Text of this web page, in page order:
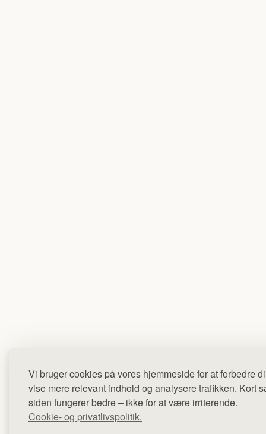
Vi bruger cookies på vores hjemmeside for at forbedre
vise mere relevant indhold og analysere trafikken. Kort
siden fungerer bedre – ikke for at være irriterende.
Cookie- og privatlivspolitik.